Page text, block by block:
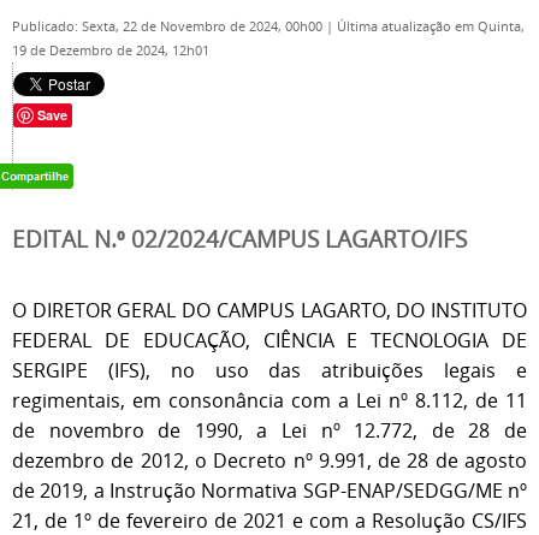
Publicado: Sexta, 22 de Novembro de 2024, 00h00 | Última atualização em Quinta,
19 de Dezembro de 2024, 12h01
Save
EDITAL N.⁰ 02/2024/CAMPUS LAGARTO/IFS
O DIRETOR GERAL DO CAMPUS LAGARTO, DO INSTITUTO
FEDERAL DE EDUCAÇÃO, CIÊNCIA E TECNOLOGIA DE
SERGIPE (IFS), no uso das atribuições legais e
regimentais, em consonância com a Lei nº 8.112, de 11
de novembro de 1990, a Lei nº 12.772, de 28 de
dezembro de 2012, o Decreto nº 9.991, de 28 de agosto
de 2019, a Instrução Normativa SGP-ENAP/SEDGG/ME nº
21, de 1º de fevereiro de 2021 e com a Resolução CS/IFS